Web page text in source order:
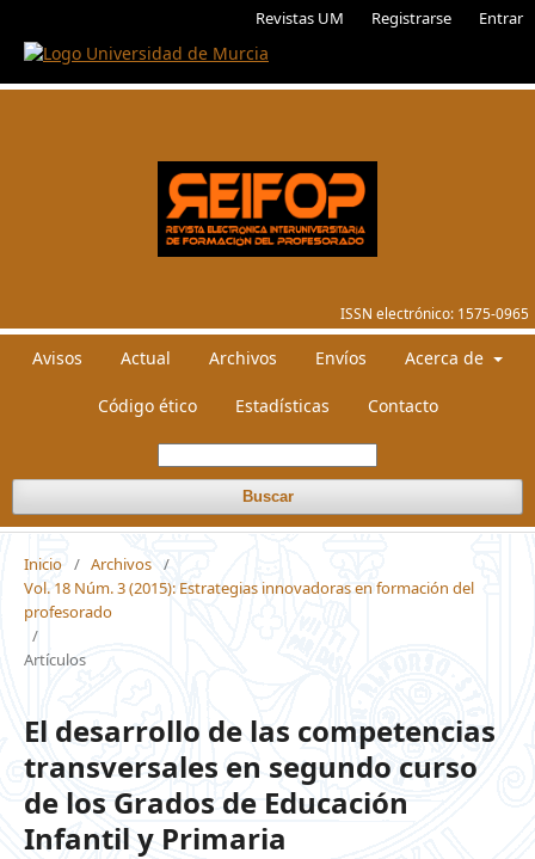
Revistas UM Registrarse Entrar
ISSN electrónico: 1575-0965
Avisos Actual Archivos Envíos Acerca de
Código ético Estadísticas Contacto
Buscar
Inicio / Archivos /
Vol. 18 Núm. 3 (2015): Estrategias innovadoras en formación del
profesorado
/
Artículos
El desarrollo de las competencias
transversales en segundo curso
de los Grados de Educación
Infantil y Primaria